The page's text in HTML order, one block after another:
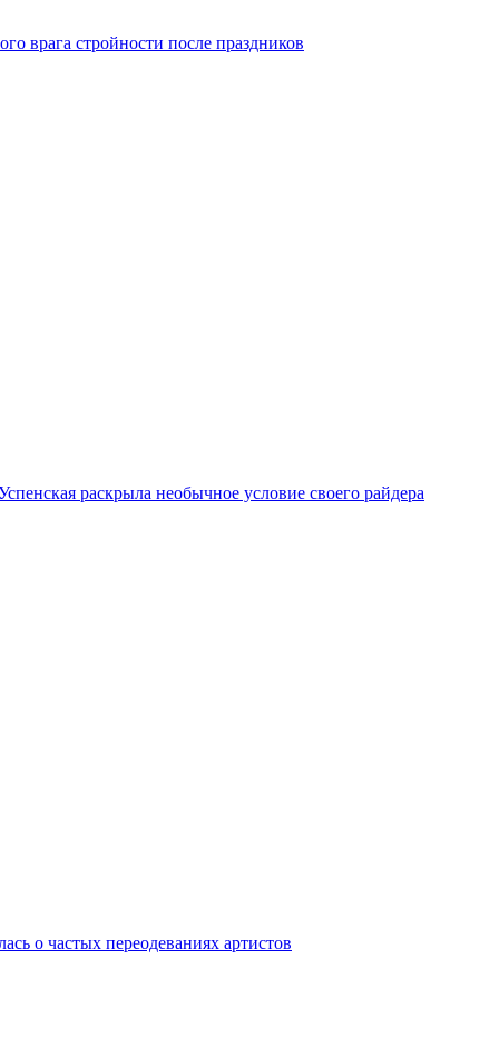
врага стройности после праздников
раскрыла необычное условие своего райдера
о частых переодеваниях артистов